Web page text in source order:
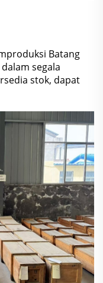
Batang
segala
stok, dapat